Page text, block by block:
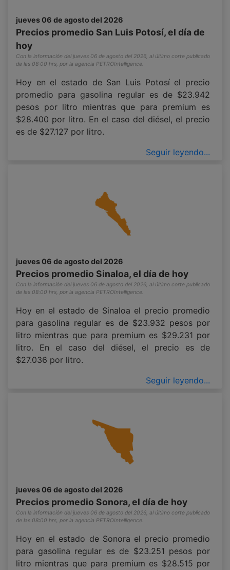
jueves 06 de agosto del 2026
Precios promedio San Luis Potosí, el día de
hoy
Con la información del jueves 06 de agosto del 2026, al último corte publicado
de las 08:00 hrs, por la agencia PETROIntelligence.
Hoy en el estado de San Luis Potosí el precio
promedio para gasolina regular es de $23.942
pesos por litro mientras que para premium es
$28.400 por litro. En el caso del diésel, el precio
es de $27.127 por litro.
Seguir leyendo...
jueves 06 de agosto del 2026
Precios promedio Sinaloa, el día de hoy
Con la información del jueves 06 de agosto del 2026, al último corte publicado
de las 08:00 hrs, por la agencia PETROIntelligence.
Hoy en el estado de Sinaloa el precio promedio
para gasolina regular es de $23.932 pesos por
litro mientras que para premium es $29.231 por
litro. En el caso del diésel, el precio es de
$27.036 por litro.
Seguir leyendo...
jueves 06 de agosto del 2026
Precios promedio Sonora, el día de hoy
Con la información del jueves 06 de agosto del 2026, al último corte publicado
de las 08:00 hrs, por la agencia PETROIntelligence.
Hoy en el estado de Sonora el precio promedio
para gasolina regular es de $23.251 pesos por
litro mientras que para premium es $28.515 por